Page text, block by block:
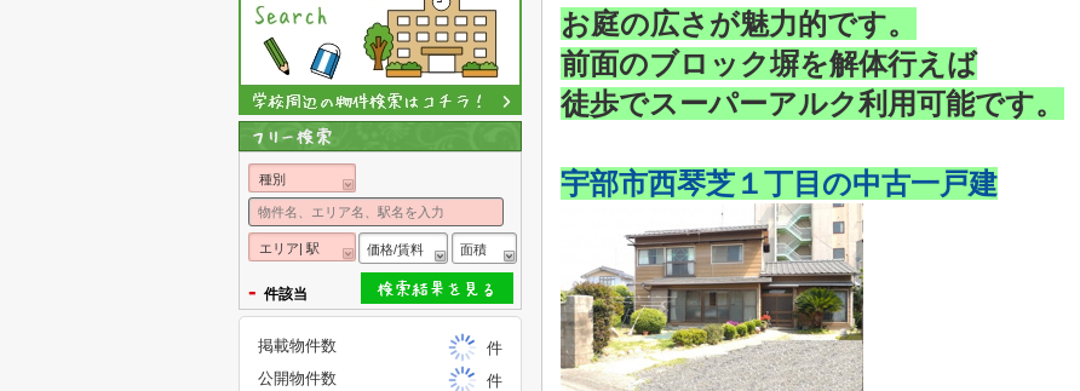
お庭の広さが魅力的です。
前面のブロック塀を解体行えば
徒歩でスーパーアルク利用可能です。
宇部市西琴芝１丁目の中古一戸建
種別
エリア| 駅 価格/賃料 面積
- 件該当
掲載物件数
件
公開物件数
件